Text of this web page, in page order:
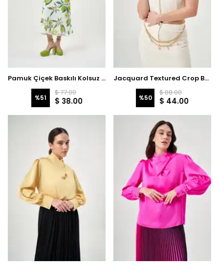
Pamuk Çiçek Baskılı Kolsuz Bluz 3742
%51
$ 77.00
$ 38.00
Jacquard Textured Crop Bustier 3736
%50
$ 88.00
$ 44.00